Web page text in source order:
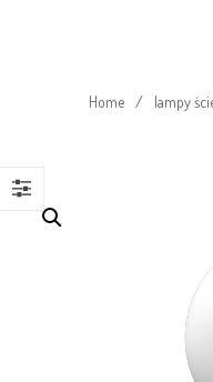
Home / lampy